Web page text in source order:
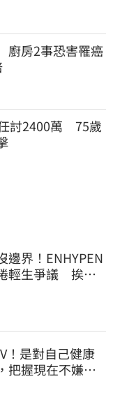
廚房2事恐害罹癌
討2400萬　75歲
邊界！ENHYPEN
輕生爭議 挨
！是對自己健康
把握現在不嫌